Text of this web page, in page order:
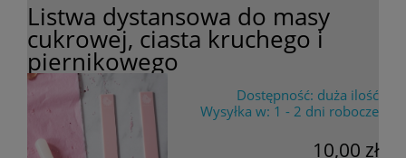
Listwa dystansowa do masy
cukrowej, ciasta kruchego i
piernikowego
Dostępność: duża ilość
Wysyłka w: 1 - 2 dni robocze
10,00 zł